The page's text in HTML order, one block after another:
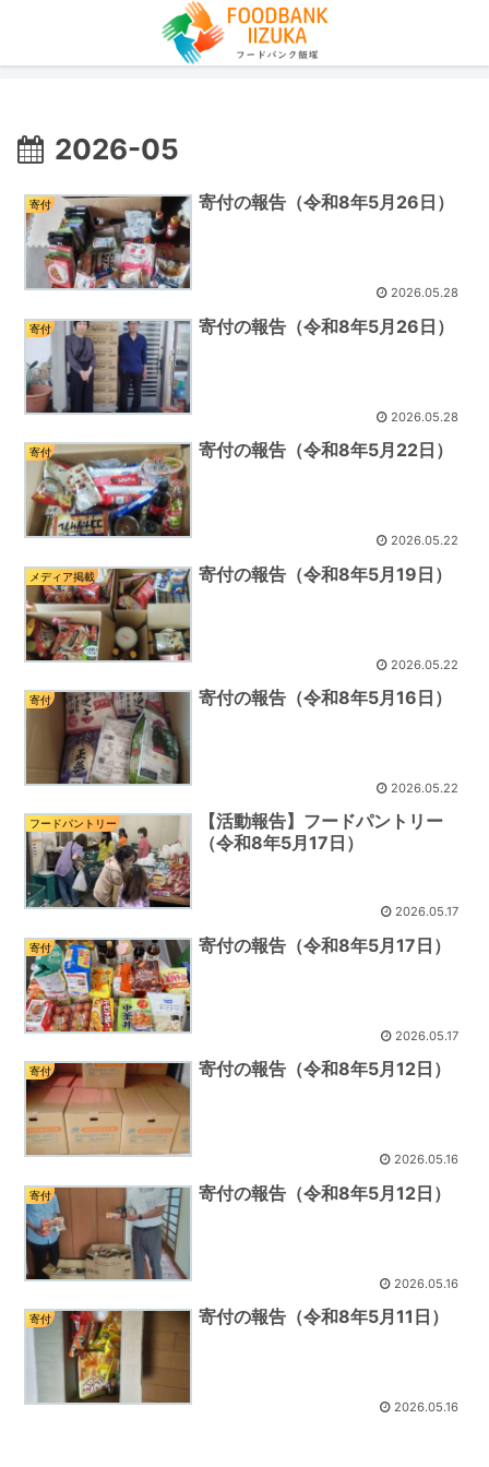
2026-05
寄付 寄付の報告（令和8年5月26日）
2026.05.28
寄付 寄付の報告（令和8年5月26日）
2026.05.28
寄付 寄付の報告（令和8年5月22日）
2026.05.22
メディア掲載 寄付の報告（令和8年5月19日）
2026.05.22
寄付 寄付の報告（令和8年5月16日）
2026.05.22
フードパントリー
【活動報告】フードパントリー
（令和8年5月17日）
2026.05.17
寄付 寄付の報告（令和8年5月17日）
2026.05.17
寄付 寄付の報告（令和8年5月12日）
2026.05.16
寄付 寄付の報告（令和8年5月12日）
2026.05.16
寄付 寄付の報告（令和8年5月11日）
2026.05.16